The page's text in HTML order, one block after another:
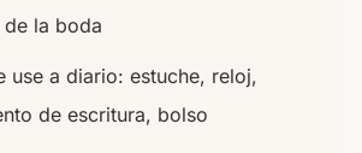
la boda
use a diario: estuche, reloj,
de escritura, bolso